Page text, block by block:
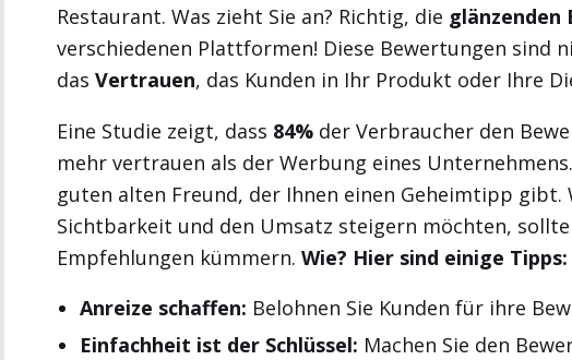
Restaurant. Was zieht Sie an? Richtig, die glänzenden
verschiedenen Plattformen! Diese Bewertungen sind
das Vertrauen, das Kunden in Ihr Produkt oder Ihre
Eine Studie zeigt, dass 84% der Verbraucher den
mehr vertrauen als der Werbung eines
guten alten Freund, der Ihnen einen Geheimtipp gibt.
Sichtbarkeit und den Umsatz steigern möchten,
Empfehlungen kümmern. Wie? Hier sind einige Tipps:
Anreize schaffen: Belohnen Sie Kunden für ihre
Einfachheit ist der Schlüssel: Machen Sie den